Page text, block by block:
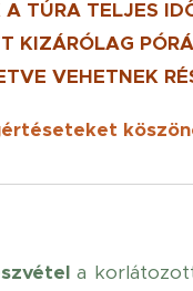
A TÚRA TELJES
KIZÁRÓLAG
VEHETNEK
a